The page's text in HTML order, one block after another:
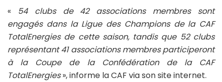
« 54 clubs de 42 associations membres sont
engagés dans la Ligue des Champions de la CAF
TotalEnergies de cette saison, tandis que 52 clubs
représentant 41 associations membres participeront
à la Coupe de la Confédération de la CAF
TotalEnergies», informe la CAF via son site internet.